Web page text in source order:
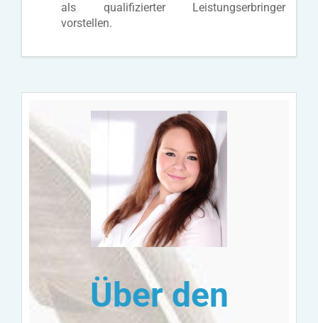
als qualifizierter Leistungserbringer
vorstellen.
Über den